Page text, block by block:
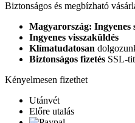
Biztonságos és megbízható
Magyarország: Ingyenes
Ingyenes visszaküldés
Klímatudatosan
Biztonságos fizetés SSL-
Kényelmesen fizethet
Utánvét
Előre utalás